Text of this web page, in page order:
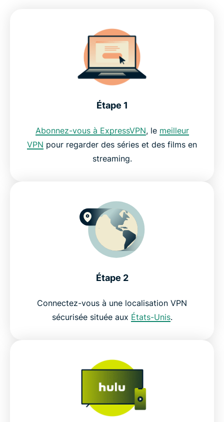
Étape 1
Abonnez-vous à ExpressVPN, le meilleur
VPN pour regarder des séries et des films en
streaming.
Étape 2
Connectez-vous à une localisation VPN
sécurisée située aux États-Unis.